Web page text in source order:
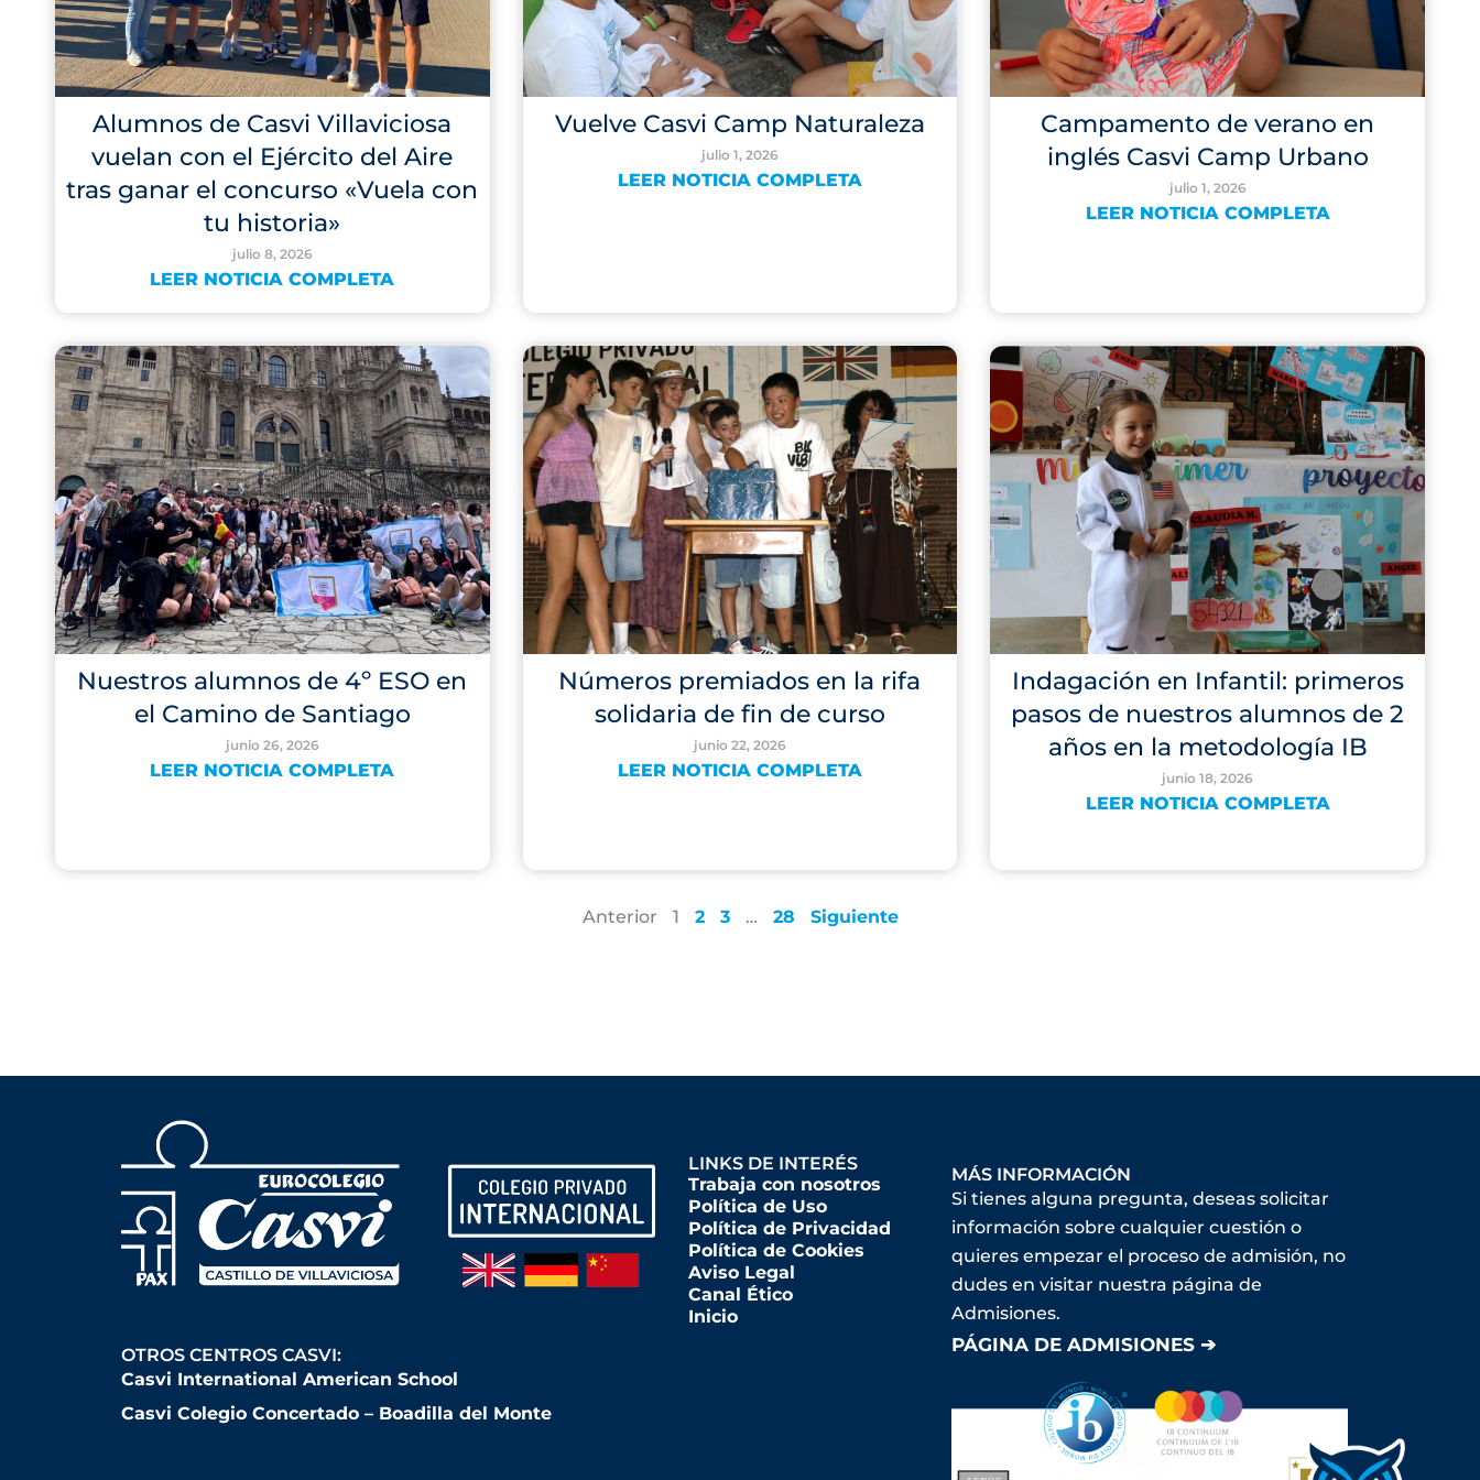
Alumnos de Casvi Villaviciosa
vuelan con el Ejército del Aire
tras ganar el concurso «Vuela con
tu historia»
julio 8, 2026
LEER NOTICIA COMPLETA
Vuelve Casvi Camp Naturaleza
julio 1, 2026
LEER NOTICIA COMPLETA
Campamento de verano en
inglés Casvi Camp Urbano
julio 1, 2026
LEER NOTICIA COMPLETA
Nuestros alumnos de 4º ESO en
el Camino de Santiago
junio 26, 2026
LEER NOTICIA COMPLETA
Números premiados en la rifa
solidaria de fin de curso
junio 22, 2026
LEER NOTICIA COMPLETA
Indagación en Infantil: primeros
pasos de nuestros alumnos de 2
años en la metodología IB
junio 18, 2026
LEER NOTICIA COMPLETA
Anterior 1 2 3 … 28 Siguiente
OTROS CENTROS CASVI:
Casvi International American School
Casvi Colegio Concertado – Boadilla del Monte
LINKS DE INTERÉS
Trabaja con nosotros
Política de Uso
Política de Privacidad
Política de Cookies
Aviso Legal
Canal Ético
Inicio
MÁS INFORMACIÓN
Si tienes alguna pregunta, deseas solicitar
información sobre cualquier cuestión o
quieres empezar el proceso de admisión, no
dudes en visitar nuestra página de
Admisiones.
PÁGINA DE ADMISIONES ➔